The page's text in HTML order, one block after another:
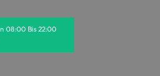
08:00 Bis 22:00